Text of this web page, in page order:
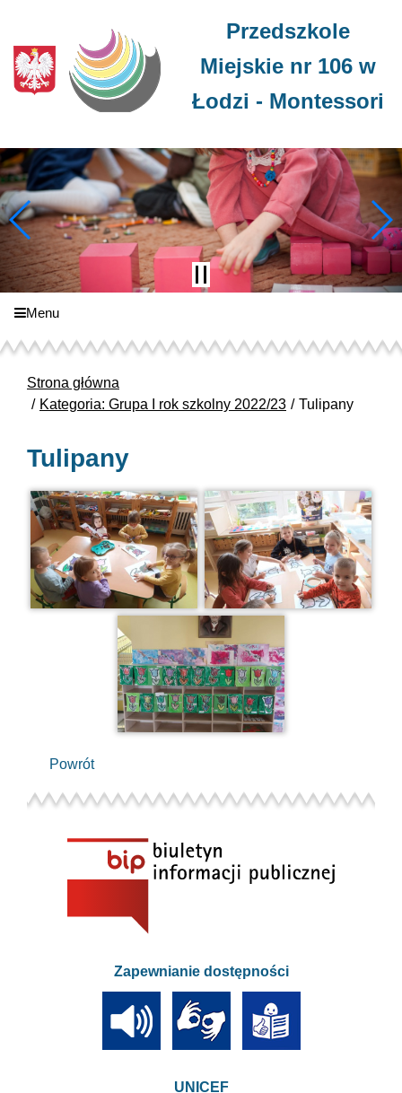
Przedszkole
Miejskie nr 106 w
Łodzi - Montessori
Menu
Strona główna
Kategoria: Grupa I rok szkolny 2022/23
Tulipany
Tulipany
Powrót
Zapewnianie dostępności
UNICEF